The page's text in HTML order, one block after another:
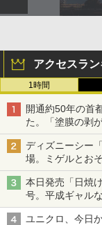
アクセスラ
1時間
開通約50年の首
た。「塗膜の剥
深刻な損傷、ど
ディズニーシー
場。ミゲルとお
本日発売「日焼
号。平成ギャル
ユニクロ、今日